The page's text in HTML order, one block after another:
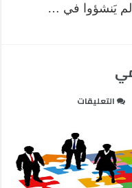
لم يَنشؤوا في …
التعليقات
فريق
المشروع
التعليمي
مغلقة